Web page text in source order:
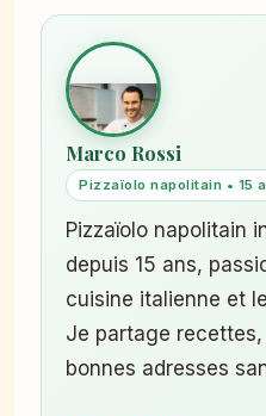
Marco Rossi
Pizzaïolo napolitain • 15
Pizzaïolo napolitain
depuis 15 ans,
cuisine italienne et
Je partage
bonnes adresses